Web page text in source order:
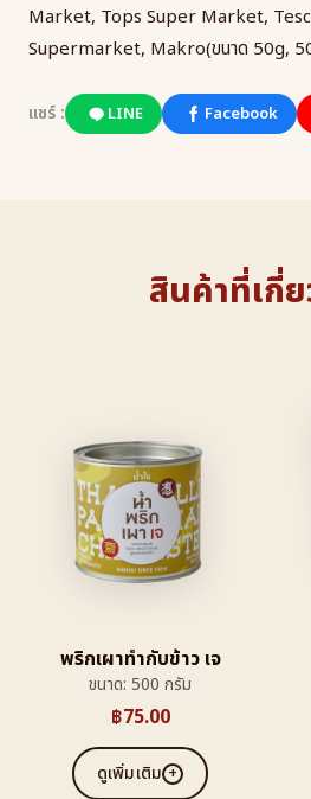
Market, Tops Super Market,
Supermarket, Makro(ขนาด 50g,
แชร์ : LINE Facebook
สินค้าที่เกี่
พริกเผาทำกับข้าว เจ
ขนาด: 500 กรัม
฿75.00
ดูเพิ่มเติม